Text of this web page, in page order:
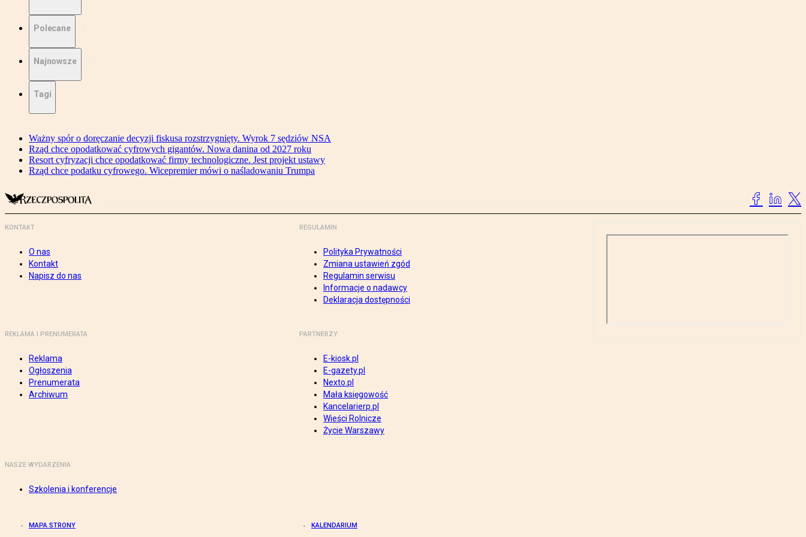
Polecane
Najnowsze
Tagi
Ważny spór o doręczanie decyzji fiskusa rozstrzygnięty. Wyrok 7 sędziów NSA
Rząd chce opodatkować cyfrowych gigantów. Nowa danina od 2027 roku
Resort cyfryzacji chce opodatkować firmy technologiczne. Jest projekt ustawy
Rząd chce podatku cyfrowego. Wicepremier mówi o naśladowaniu Trumpa
KONTAKT
O nas
Kontakt
Napisz do nas
REGULAMIN
Polityka Prywatności
Zmiana ustawień zgód
Regulamin serwisu
Informacje o nadawcy
Deklaracja dostępności
REKLAMA I PRENUMERATA
Reklama
Ogłoszenia
Prenumerata
Archiwum
PARTNERZY
E-kiosk.pl
E-gazety.pl
Nexto.pl
Mała księgowość
Kancelarierp.pl
Wieści Rolnicze
Życie Warszawy
NASZE WYDARZENIA
Szkolenia i konferencje
MAPA STRONY KALENDARIUM